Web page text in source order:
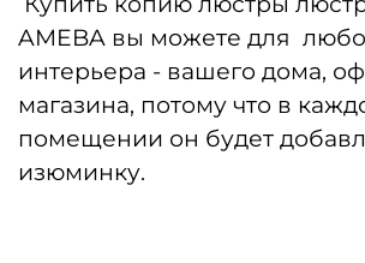
AMEBA вы можете для
интерьера - вашего дома,
магазина, потому что в
помещении он будет
изюминку.